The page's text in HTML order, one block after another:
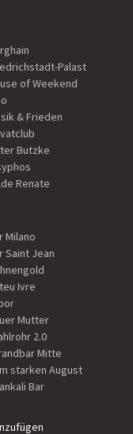
Palast
of Weekend
& Frieden
Butzke
Renate
Milano
Saint Jean
Ivre
Mutter
2.0
Mitte
starken August
Bar